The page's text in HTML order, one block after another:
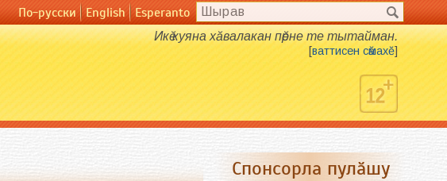
По-русски English Esperanto
Икӗ куяна хӑвалакан пӗрне те тытайман.
[ваттисен сӑмахӗ]
Спонсорла пулӑшу